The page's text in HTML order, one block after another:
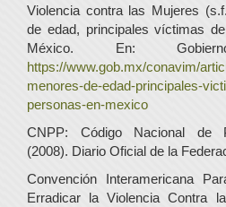
Violencia contra las Mujeres
de edad, principales víctimas
México. En:
https://www.gob.mx/conavim/
menores-de-edad-principales-
personas-en-mexico
CNPP: Código Nacional de
(2008). Diario Oficial de la
Convención Interamericana
Erradicar la Violencia Contra